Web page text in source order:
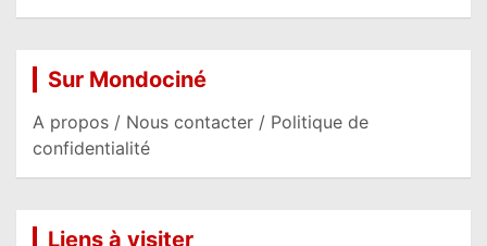
Sur Mondociné
A propos / Nous contacter / Politique de
confidentialité
Liens à visiter